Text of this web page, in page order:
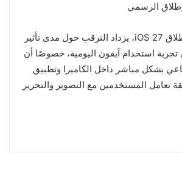
الرسمي
مع اقتراب موعد إطلاق iOS 27، يزداد الترقب حول مدى تأثير
تجربة استخدام آيفون اليومية، خصوصًا أن
بشكل مباشر داخل الكاميرا وتطبيق
تعامل المستخدمين مع التصوير والتحرير